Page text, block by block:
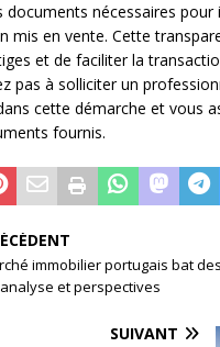
documents nécessaires
mis en vente. Cette
et de faciliter la
pas à solliciter un
cette démarche et vous
fournis.
immobilier portugais bat
analyse et perspectives
SUIVANT